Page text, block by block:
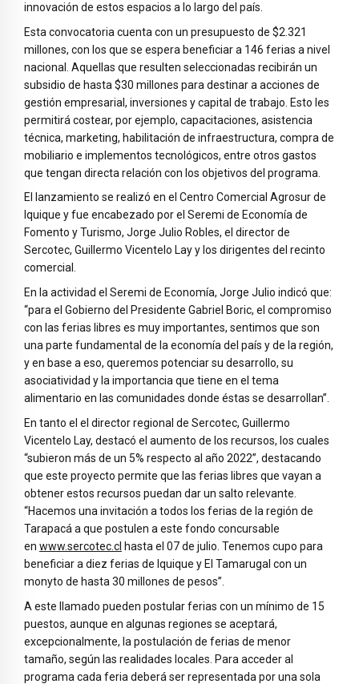
innovación de estos espacios a lo largo del país.
Esta convocatoria cuenta con un presupuesto de $2.321
millones, con los que se espera beneficiar a 146 ferias a nivel
nacional. Aquellas que resulten seleccionadas recibirán un
subsidio de hasta $30 millones para destinar a acciones de
gestión empresarial, inversiones y capital de trabajo. Esto les
permitirá costear, por ejemplo, capacitaciones, asistencia
técnica, marketing, habilitación de infraestructura, compra de
mobiliario e implementos tecnológicos, entre otros gastos
que tengan directa relación con los objetivos del programa.
El lanzamiento se realizó en el Centro Comercial Agrosur de
Iquique y fue encabezado por el Seremi de Economía de
Fomento y Turismo, Jorge Julio Robles, el director de
Sercotec, Guillermo Vicentelo Lay y los dirigentes del recinto
comercial.
En la actividad el Seremi de Economía, Jorge Julio indicó que:
“para el Gobierno del Presidente Gabriel Boric, el compromiso
con las ferias libres es muy importantes, sentimos que son
una parte fundamental de la economía del país y de la región,
y en base a eso, queremos potenciar su desarrollo, su
asociatividad y la importancia que tiene en el tema
alimentario en las comunidades donde éstas se desarrollan”.
En tanto el el director regional de Sercotec, Guillermo
Vicentelo Lay, destacó el aumento de los recursos, los cuales
“subieron más de un 5% respecto al año 2022”, destacando
que este proyecto permite que las ferias libres que vayan a
obtener estos recursos puedan dar un salto relevante.
“Hacemos una invitación a todos los ferias de la región de
Tarapacá a que postulen a este fondo concursable
en www.sercotec.cl hasta el 07 de julio. Tenemos cupo para
beneficiar a diez ferias de Iquique y El Tamarugal con un
monyto de hasta 30 millones de pesos”.
A este llamado pueden postular ferias con un mínimo de 15
puestos, aunque en algunas regiones se aceptará,
excepcionalmente, la postulación de ferias de menor
tamaño, según las realidades locales. Para acceder al
programa cada feria deberá ser representada por una sola